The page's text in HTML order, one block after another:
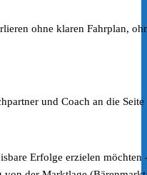
ohne klaren Fahrplan,
und Coach an die
Erfolge erzielen möchten